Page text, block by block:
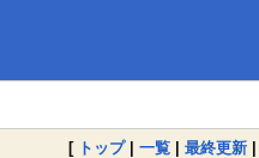
[ トップ| 一覧 | 最終更新 |